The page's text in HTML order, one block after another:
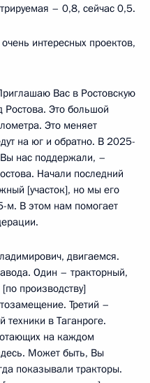
– 0,8, сейчас 0,5.
интересных проектов,
Вас в Ростовскую
Ростова. Это большой
Это меняет
на юг и обратно. В 2025-
нас поддержали, –
Начали последний
[участок], но мы его
м. В этом нам помогает
двигаемся.
Один – тракторный,
производству]
Третий –
техники в Таганроге.
на каждом
Может быть, Вы
показывали тракторы.